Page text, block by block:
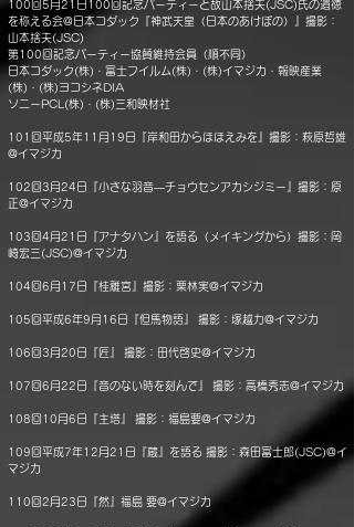
100回5月21日100回記念パーティーと故山本捨夫(JSC)氏の遺徳
を称える会@日本コダック『神武天皇（日本のあけぼの）』撮影：
山本捨夫(JSC)
第100回記念パーティー協賛維持会員（順不同）
日本コダック(株)・富士フイルム(株)・(株)イマジカ・報映産業
(株)・(株)ヨコシネDIA
ソニーPCL(株)・(株)三和映材社
101回平成5年11月19日『岸和田からほほえみを』撮影：萩原哲雄
@イマジカ
102回3月24日『小さな羽音―チョウセンアカシジミー』撮影：原
正@イマジカ
103回4月21日『アナタハン』を語る（メイキングから）撮影：岡
崎宏三(JSC)@イマジカ
104回6月17日『桂離宮』撮影：栗林実@イマジカ
105回平成6年9月16日『但馬物語』 撮影：塚越力@イマジカ
106回3月20日『匠』 撮影：田代啓史@イマジカ
107回6月22日『音のない時を刻んで』 撮影：高橋秀志@イマジカ
108回10月6日『主塔』 撮影：福島要@イマジカ
109回平成7年12月21日『蔵』を語る 撮影：森田富士郎(JSC)@イ
マジカ
110回2月23日『然』福島 要@イマジカ